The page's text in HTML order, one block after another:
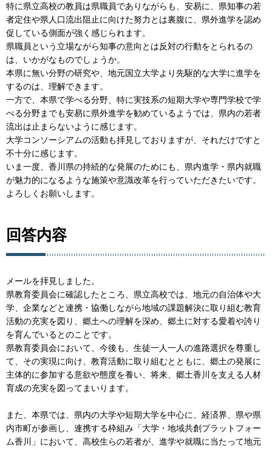
特に県立高校の教員は県職員でありながらも、安易に、県知事の若
者定住や県人口流出阻止に向けた努力とは裏腹に、県外進学を認め
促している側面が強く感じられます。
県職員という立場ながら知事の意向とは反対の行動をとられるの
は、いかがなものでしょうか。
本県に無い分野の研究や、地元国立大学より先駆的な大学に進学を
するのは、理解できます。
一方で、本県で学べる分野、特に実技系の短期大学や専門学校で学
べる分野までも安易に県外進学を勧めているようでは、県内の若者
流出は止まらないように感じます。
大学コンソーシアムの活動も拝見しておりますが、それだけですと
不十分に感じます。
いま一度、香川県の持続的な発展のためにも、県内進学・県内就職
が魅力的になるような施策や意識改革を行っていただきたいです。
よろしくお願いします。
回答内容
メールを拝見しました。
県教育委員会に確認したところ、県立高校では、地元の自治体や大
学、企業などと連携・協働しながら地域の課題解決に取り組む教育
活動の充実を図り、郷土への理解を深め、郷土に対する愛着や誇り
を育んでいるとのことです。
県教育委員会において、今後も、生徒一人一人の進路選択を尊重し
て、その実現に向け、教育活動に取り組むとともに、郷土の発展に
主体的に参加する意欲や態度を養い、将来、郷土香川を支える人材
育成の充実を図ってまいります。
また、本県では、県内の大学や短期大学を中心に、経済界、県や県
内市町が参画し、連携する枠組み「大学・地域共創プラットフォー
ム香川」において、高校生らの若者が、進学や就職に当たって地元